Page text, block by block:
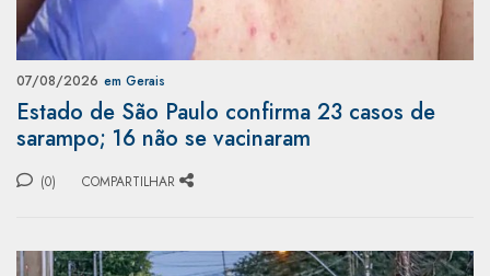
07/08/2026 em Gerais
Estado de São Paulo confirma 23 casos de
sarampo; 16 não se vacinaram
(0) COMPARTILHAR